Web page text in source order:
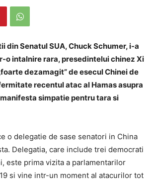
din Senatul SUA, Chuck Schumer, i-a
o intalnire rara, presedintelui chinez Xi
dezamagit” de esecul Chinei de
recentul atac al Hamas asupra
simpatie pentru tara si
o delegatie de sase senatori in China
Delegatia, care include trei democrati
este prima vizita a parlamentarilor
si vine intr-un moment al atacurilor tot